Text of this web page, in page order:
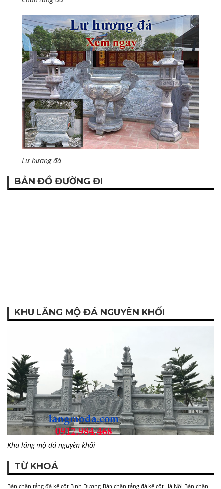
Lư hương đá
BẢN ĐỒ ĐƯỜNG ĐI
KHU LĂNG MỘ ĐÁ NGUYÊN KHỐI
Khu lăng mộ đá nguyên khối
TỪ KHOÁ
Bán chân tảng đá kê cột Bình Dương Bán chân tảng đá kê cột Hà Nội Bán chân